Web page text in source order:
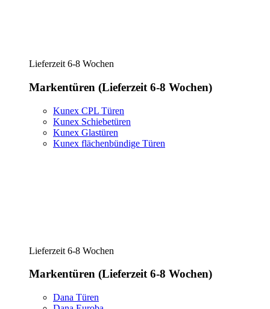
Lieferzeit 6-8 Wochen
Markentüren (Lieferzeit 6-8 Wochen)
Kunex CPL Türen
Kunex Schiebetüren
Kunex Glastüren
Kunex flächenbündige Türen
Lieferzeit 6-8 Wochen
Markentüren (Lieferzeit 6-8 Wochen)
Dana Türen